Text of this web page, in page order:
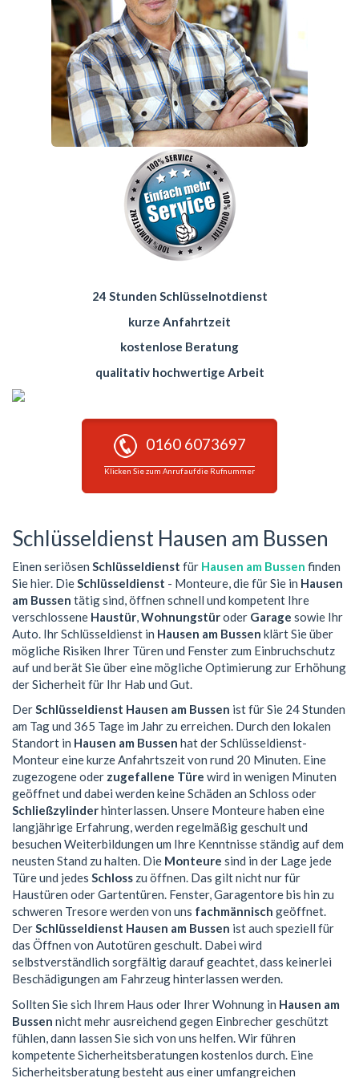
24 Stunden Schlüsselnotdienst
kurze Anfahrtzeit
kostenlose Beratung
qualitativ hochwertige Arbeit
0160 6073697
Klicken Sie zum Anruf auf die Rufnummer
Schlüsseldienst Hausen am Bussen
Einen seriösen Schlüsseldienst für Hausen am Bussen finden
Sie hier. DieSchlüsseldienst - Monteure, die für Sie in Hausen
am Bussen tätig sind, öffnen schnell und kompetent Ihre
verschlossene Haustür,Wohnungstüroder Garage sowie Ihr
Auto. Ihr Schlüsseldienst in Hausen am Bussen klärt Sie über
mögliche Risiken Ihrer Türen und Fenster zum Einbruchschutz
auf und berät Sie über eine mögliche Optimierung zur Erhöhung
der Sicherheit für Ihr Hab und Gut.
DerSchlüsseldienst Hausen am Bussen ist für Sie 24 Stunden
am Tag und 365 Tage im Jahr zu erreichen. Durch den lokalen
Standort in Hausen am Bussen hat der Schlüsseldienst-
Monteur eine kurze Anfahrtszeit von rund 20 Minuten. Eine
zugezogene oder zugefallene Türe wird in wenigen Minuten
geöffnet und dabei werden keine Schäden an Schloss oder
Schließzylinderhinterlassen. Unsere Monteure haben eine
langjährige Erfahrung, werden regelmäßig geschult und
besuchen Weiterbildungen um Ihre Kenntnisse ständig auf dem
neusten Stand zu halten. Die Monteure sind in der Lage jede
Türe und jedes Schloss zu öffnen. Das gilt nicht nur für
Haustüren oder Gartentüren. Fenster, Garagentore bis hin zu
schweren Tresore werden von uns fachmännisch geöffnet.
DerSchlüsseldienst Hausen am Bussen ist auch speziell für
das Öffnen von Autotüren geschult. Dabei wird
selbstverständlich sorgfältig darauf geachtet, dass keinerlei
Beschädigungen am Fahrzeug hinterlassen werden.
Sollten Sie sich Ihrem Haus oder Ihrer Wohnung in Hausen am
Bussen nicht mehr ausreichend gegen Einbrecher geschützt
fühlen, dann lassen Sie sich von uns helfen. Wir führen
kompetente Sicherheitsberatungen kostenlos durch. Eine
Sicherheitsberatung besteht aus einer umfangreichen